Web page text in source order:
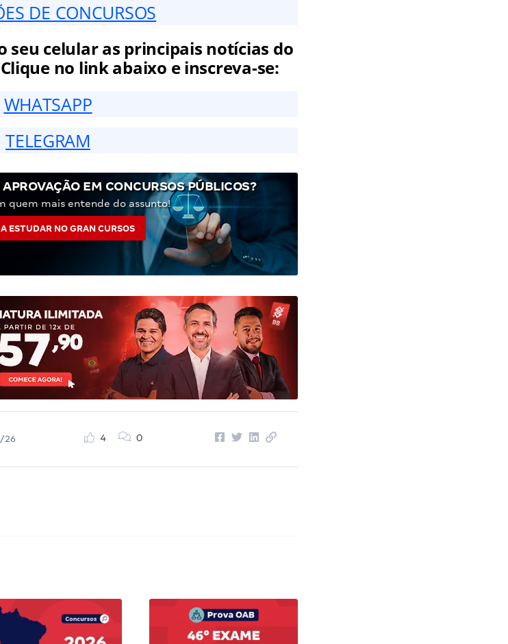
DE CONCURSOS
seu celular as principais notícias do
no link abaixo e inscreva-se:
WHATSAPP
TELEGRAM
EM CONCURSOS PÚBLICOS?
quem mais entende do assunto!
ESTUDAR NO GRAN CURSOS
26
4 0